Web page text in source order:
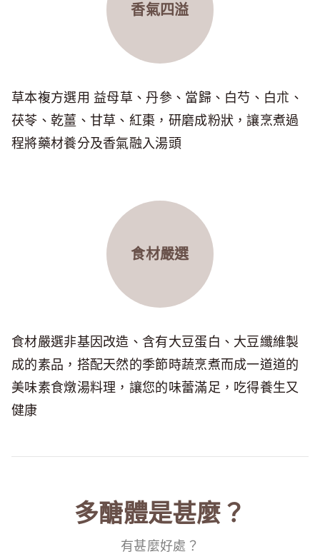
香氣四溢
草本複方選用 益母草、丹參、當歸、白芍、白朮、
茯苓、乾薑、甘草、紅棗，研磨成粉狀，讓烹煮過
程將藥材養分及香氣融入湯頭
食材嚴選
食材嚴選非基因改造、含有大豆蛋白、大豆纖維製
成的素品，搭配天然的季節時蔬烹煮而成一道道的
美味素食燉湯料理，讓您的味蕾滿足，吃得養生又
健康
多醣體是甚麼？
有甚麼好處？